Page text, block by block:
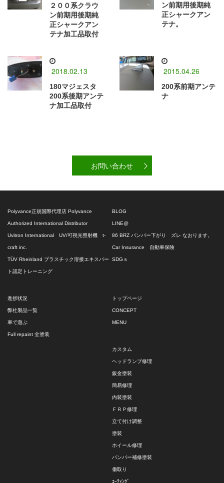
２００系クラウ
ン前期用後期純
正シャークアン
テナ加工品取付
ン前期用後期純
正シャークアン
テナ。
2018.02.13
180マジェスタ
200系後期アンテ
ナ加工品取付
2015.04.26
200系前期アンテ
ナ
お問い合わせ
Polyvance正規国際代理店 Polyvance
Authorized International Distributor
Uvitron International UV/可視光照射機 t-
craft inc.
TÜV Rheinland プラスチック溶接エキスパー
ト認定トレーニング
BLOG
LINE@
86 BRZ バンパー下がり ズレ なおります。
Car Insurance 自動車保険
SDGｓ
進捗状況
弊社製品一覧
車で遊ぶ
Full repaint 全塗装
トップページ
CONCEPT
MENU
カスタム
ヘッドランプ修理
鈑金塗装
簡易修理
内装塗装
ＦＲＰ修理
立て付け調整
塗装
ホイール修理
バンパー補修塗装
傷取り
ｺｰﾃｨﾝｸﾞ